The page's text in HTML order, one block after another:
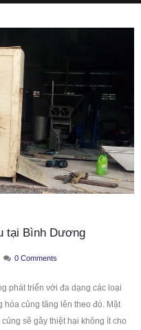
tại Bình Dương
0 Comments
phát triển với đa dạng các loại
hóa củng tăng lên theo đó. Mặt
sẽ gây thiệt hại không ít cho